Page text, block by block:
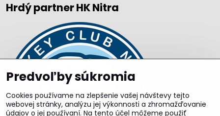
Hrdý partner HK Nitra
Predvoľby súkromia
Cookies používame na zlepšenie vašej návštevy tejto
webovej stránky, analýzu jej výkonnosti a zhromažďovanie
údajov o jej používaní. Na tento účel môžeme použiť